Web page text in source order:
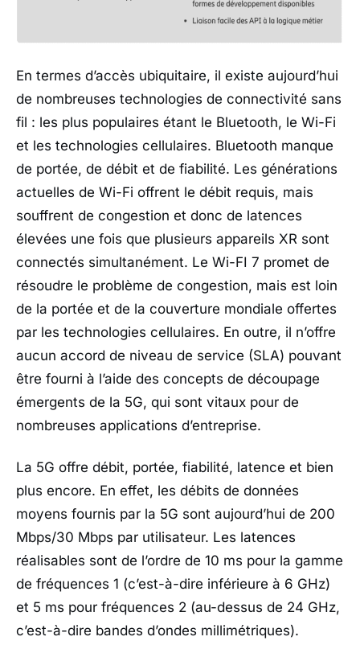
En termes d’accès ubiquitaire, il existe aujourd’hui
de nombreuses technologies de connectivité sans
fil : les plus populaires étant le Bluetooth, le Wi-Fi
et les technologies cellulaires. Bluetooth manque
de portée, de débit et de fiabilité. Les générations
actuelles de Wi-Fi offrent le débit requis, mais
souffrent de congestion et donc de latences
élevées une fois que plusieurs appareils XR sont
connectés simultanément. Le Wi-FI 7 promet de
résoudre le problème de congestion, mais est loin
de la portée et de la couverture mondiale offertes
par les technologies cellulaires. En outre, il n’offre
aucun accord de niveau de service (SLA) pouvant
être fourni à l’aide des concepts de découpage
émergents de la 5G, qui sont vitaux pour de
nombreuses applications d’entreprise.
La 5G offre débit, portée, fiabilité, latence et bien
plus encore. En effet, les débits de données
moyens fournis par la 5G sont aujourd’hui de 200
Mbps/30 Mbps par utilisateur. Les latences
réalisables sont de l’ordre de 10 ms pour la gamme
de fréquences 1 (c’est-à-dire inférieure à 6 GHz)
et 5 ms pour fréquences 2 (au-dessus de 24 GHz,
c’est-à-dire bandes d’ondes millimétriques).